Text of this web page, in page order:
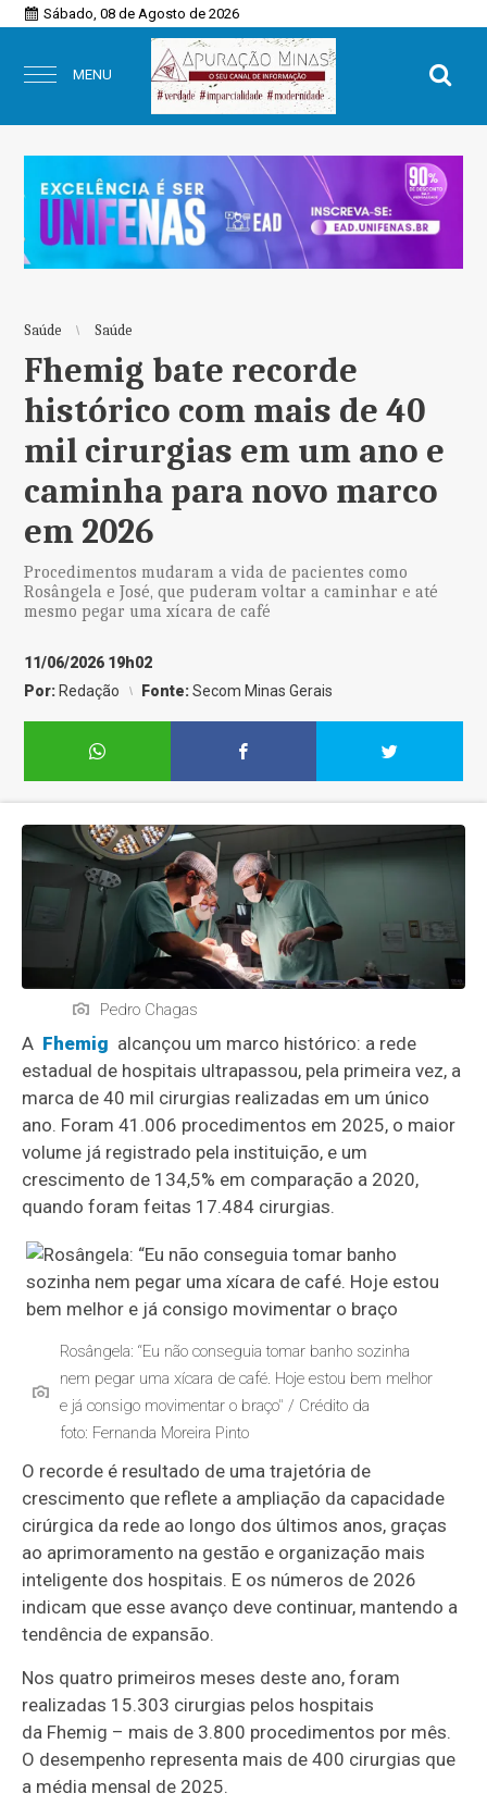
Sábado, 08 de Agosto de 2026
MENU
Saúde Saúde
Fhemig bate recorde
histórico com mais de 40
mil cirurgias em um ano e
caminha para novo marco
em 2026
Procedimentos mudaram a vida de pacientes como
Rosângela e José, que puderam voltar a caminhar e até
mesmo pegar uma xícara de café
11/06/2026 19h02
Por: Redação Fonte:Secom Minas Gerais
Pedro Chagas
A Fhemig alcançou um marco histórico: a rede
estadual de hospitais ultrapassou, pela primeira vez, a
marca de 40 mil cirurgias realizadas em um único
ano. Foram 41.006 procedimentos em 2025, o maior
volume já registrado pela instituição, e um
crescimento de 134,5% em comparação a 2020,
quando foram feitas 17.484 cirurgias.
Rosângela: “Eu não conseguia tomar banho sozinha
nem pegar uma xícara de café. Hoje estou bem melhor
e já consigo movimentar o braço" / Crédito da
foto: Fernanda Moreira Pinto
O recorde é resultado de uma trajetória de
crescimento que reflete a ampliação da capacidade
cirúrgica da rede ao longo dos últimos anos, graças
ao aprimoramento na gestão e organização mais
inteligente dos hospitais. E os números de 2026
indicam que esse avanço deve continuar, mantendo a
tendência de expansão.
Nos quatro primeiros meses deste ano, foram
realizadas 15.303 cirurgias pelos hospitais
da Fhemig – mais de 3.800 procedimentos por mês.
O desempenho representa mais de 400 cirurgias que
a média mensal de 2025.